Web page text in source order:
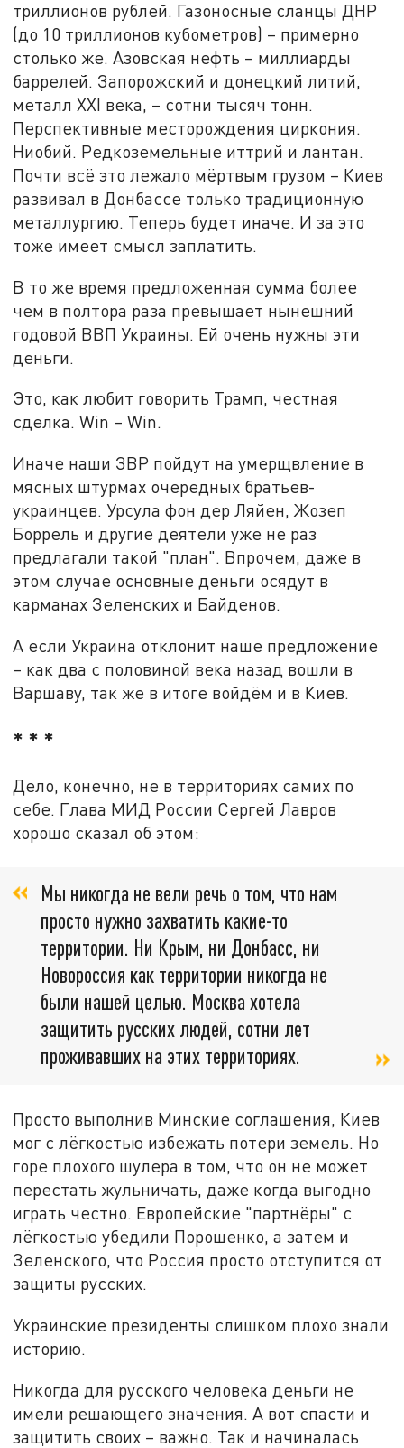
триллионов рублей. Газоносные сланцы ДНР
(до 10 триллионов кубометров) – примерно
столько же. Азовская нефть – миллиарды
баррелей. Запорожский и донецкий литий,
металл XXI века, – сотни тысяч тонн.
Перспективные месторождения циркония.
Ниобий. Редкоземельные иттрий и лантан.
Почти всё это лежало мёртвым грузом – Киев
развивал в Донбассе только традиционную
металлургию. Теперь будет иначе. И за это
тоже имеет смысл заплатить.
В то же время предложенная сумма более
чем в полтора раза превышает нынешний
годовой ВВП Украины. Ей очень нужны эти
деньги.
Это, как любит говорить Трамп, честная
сделка. Win – Win.
Иначе наши ЗВР пойдут на умерщвление в
мясных штурмах очередных братьев-
украинцев. Урсула фон дер Ляйен, Жозеп
Боррель и другие деятели уже не раз
предлагали такой "план". Впрочем, даже в
этом случае основные деньги осядут в
карманах Зеленских и Байденов.
А если Украина отклонит наше предложение
– как два с половиной века назад вошли в
Варшаву, так же в итоге войдём и в Киев.
* * *
Дело, конечно, не в территориях самих по
себе. Глава МИД России Сергей Лавров
хорошо сказал об этом:
Мы никогда не вели речь о том, что нам
просто нужно захватить какие-то
территории. Ни Крым, ни Донбасс, ни
Новороссия как территории никогда не
были нашей целью. Москва хотела
защитить русских людей, сотни лет
проживавших на этих территориях.
Просто выполнив Минские соглашения, Киев
мог с лёгкостью избежать потери земель. Но
горе плохого шулера в том, что он не может
перестать жульничать, даже когда выгодно
играть честно. Европейские "партнёры" с
лёгкостью убедили Порошенко, а затем и
Зеленского, что Россия просто отступится от
защиты русских.
Украинские президенты слишком плохо знали
историю.
Никогда для русского человека деньги не
имели решающего значения. А вот спасти и
защитить своих – важно. Так и начиналась